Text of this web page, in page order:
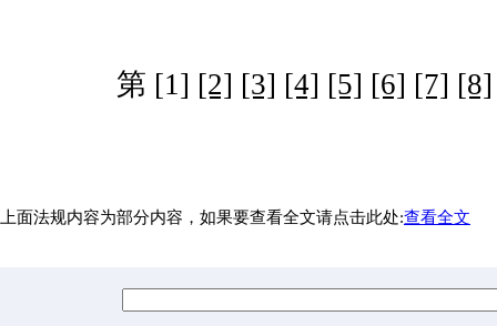
第 [1] [2] [3] [4] [5] [6] [7] [8]
上面法规内容为部分内容，如果要查看全文请点击此处:查看全文